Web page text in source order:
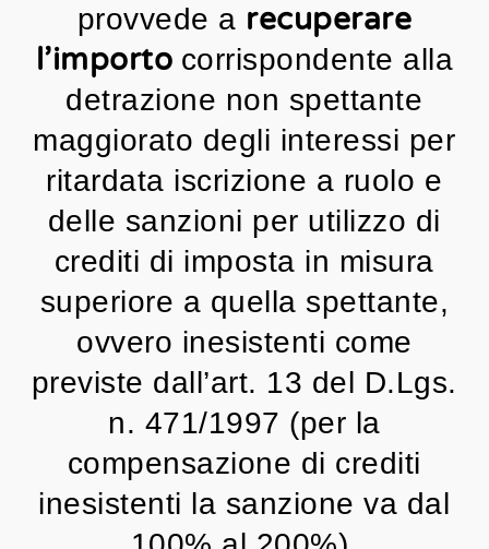
provvede a recuperare
l’importo corrispondente alla
detrazione non spettante
maggiorato degli interessi per
ritardata iscrizione a ruolo e
delle sanzioni per utilizzo di
crediti di imposta in misura
superiore a quella spettante,
ovvero inesistenti come
previste dall’art. 13 del D.Lgs.
n. 471/1997 (per la
compensazione di crediti
inesistenti la sanzione va dal